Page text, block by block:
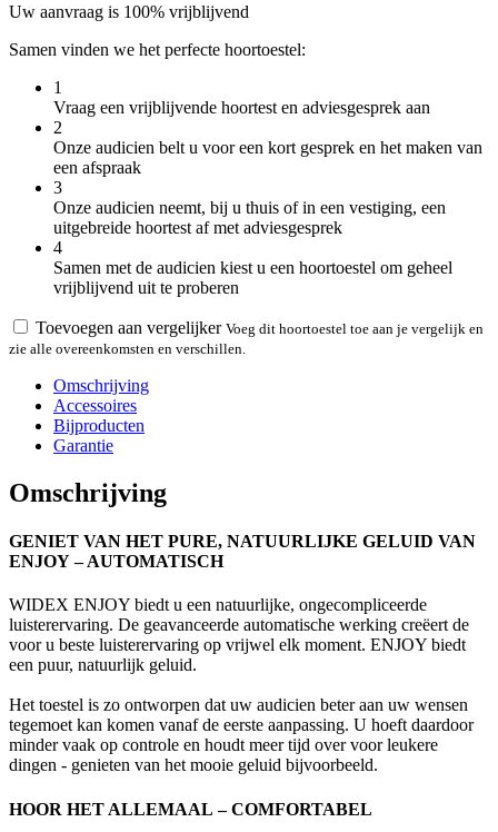
Uw aanvraag is 100% vrijblijvend
Samen vinden we het perfecte hoortoestel:
1
Vraag een vrijblijvende hoortest en adviesgesprek aan
2
Onze audicien belt u voor een kort gesprek en het maken van
een afspraak
3
Onze audicien neemt, bij u thuis of in een vestiging, een
uitgebreide hoortest af met adviesgesprek
4
Samen met de audicien kiest u een hoortoestel om geheel
vrijblijvend uit te proberen
Toevoegen aan vergelijker Voeg dit hoortoestel toe aan je vergelijk en
zie alle overeenkomsten en verschillen.
Omschrijving
Accessoires
Bijproducten
Garantie
Omschrijving
GENIET VAN HET PURE, NATUURLIJKE GELUID VAN
ENJOY– AUTOMATISCH
WIDEX ENJOY biedt u een natuurlijke, ongecompliceerde
luisterervaring. De geavanceerde automatische werking creëert de
voor u beste luisterervaring op vrijwel elk moment. ENJOY biedt
een puur, natuurlijk geluid.
Het toestel is zo ontworpen dat uw audicien beter aan uw wensen
tegemoet kan komen vanaf de eerste aanpassing. U hoeft daardoor
minder vaak op controle en houdt meer tijd over voor leukere
dingen - genieten van het mooie geluid bijvoorbeeld.
HOOR HET ALLEMAAL – COMFORTABEL